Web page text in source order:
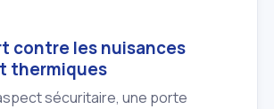
contre les nuisances
thermiques
sécuritaire, une porte